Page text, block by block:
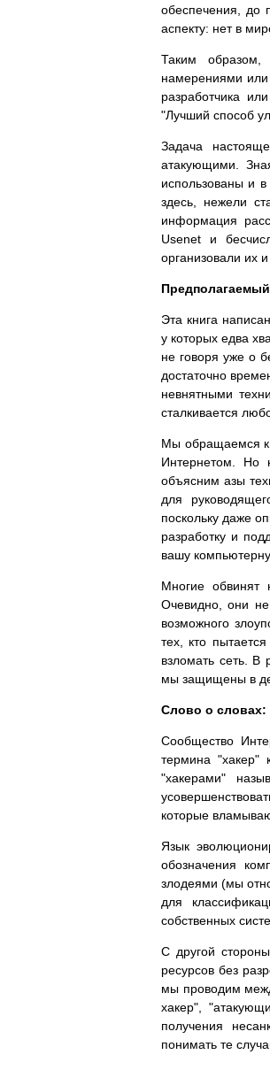
обеспечения, до
аспекту: нет в
Таким
намерениями или
разработчика
"Лучший способ
Задача
атакующими.
использованы и
здесь, нежели
информация
Usenet и
организовали их
Предполагаемый
Эта книга
у которых едва
не говоря уже о
достаточно
невнятными
сталкивается
Мы обращаемся к
Интернетом. Но
объясним азы
для
поскольку даже
разработку и
вашу
Многие обвинят
Очевидно, они не
возможного
тех, кто
взломать сеть. В
мы защищены в
Слово о словах:
Сообщество
термина "хакер"
"хакерами"
которые
Язык
обозначения
злодеями (мы
для
собственных
С другой
ресурсов без
мы проводим
хакер",
получения
понимать те